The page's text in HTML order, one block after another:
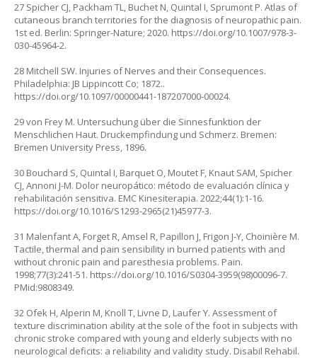
27 Spicher CJ, Packham TL, Buchet N, Quintal I, Sprumont P. Atlas of
cutaneous branch territories for the diagnosis of neuropathic pain.
1st ed. Berlin: Springer-Nature; 2020. https://doi.org/10.1007/978-3-
030-45964-2.
28 Mitchell SW. Injuries of Nerves and their Consequences.
Philadelphia: JB Lippincott Co; 1872..
https://doi.org/10.1097/00000441-187207000-00024.
29 von Frey M. Untersuchung über die Sinnesfunktion der
Menschlichen Haut. Druckempfindung und Schmerz. Bremen:
Bremen University Press, 1896.
30 Bouchard S, Quintal I, Barquet O, Moutet F, Knaut SAM, Spicher
CJ, Annoni J-M. Dolor neuropático: método de evaluación clínica y
rehabilitación sensitiva. EMC Kinesiterapia. 2022;44(1):1-16.
https://doi.org/10.1016/S1293-2965(21)45977-3.
31 Malenfant A, Forget R, Amsel R, Papillon J, Frigon J-Y, Choinière M.
Tactile, thermal and pain sensibility in burned patients with and
without chronic pain and paresthesia problems. Pain.
1998;77(3):241-51. https://doi.org/10.1016/S0304-3959(98)00096-7.
PMid:9808349.
32 Ofek H, Alperin M, Knoll T, Livne D, Laufer Y. Assessment of
texture discrimination ability at the sole of the foot in subjects with
chronic stroke compared with young and elderly subjects with no
neurological deficits: a reliability and validity study. Disabil Rehabil.